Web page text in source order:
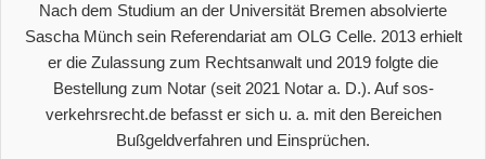
Nach dem Studium an der Universität Bremen absolvierte
Sascha Münch sein Referendariat am OLG Celle. 2013 erhielt
er die Zulassung zum Rechtsanwalt und 2019 folgte die
Bestellung zum Notar (seit 2021 Notar a. D.). Auf sos-
verkehrsrecht.de befasst er sich u. a. mit den Bereichen
Bußgeldverfahren und Einsprüchen.